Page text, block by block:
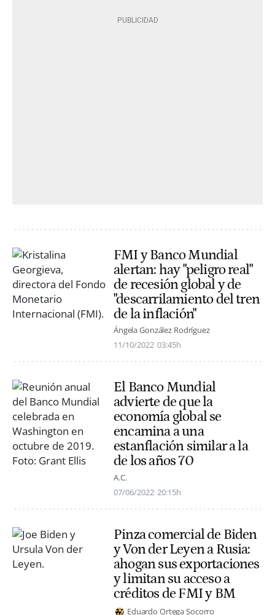
FMI y Banco Mundial
alertan: hay "peligro real"
de recesión global y de
"descarrilamiento del tren
de la inflación"
Ángela González Rodríguez
11/10/2022 03:45h
El Banco Mundial
advierte de que la
economía global se
encamina a una
estanflación similar a la
de los años 70
A.C.
07/06/2022 20:15h
Pinza comercial de Biden
y Von der Leyen a Rusia:
ahogan sus exportaciones
y limitan su acceso a
créditos de FMI y BM
Eduardo Ortega Socorro